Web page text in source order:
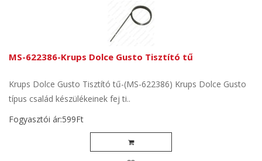
MS-622386-Krups Dolce Gusto Tisztító tű
Krups Dolce Gusto Tisztító tű-(MS-622386) Krups Dolce Gusto
típus család készülékeinek fej ti..
Fogyasztói ár:599Ft